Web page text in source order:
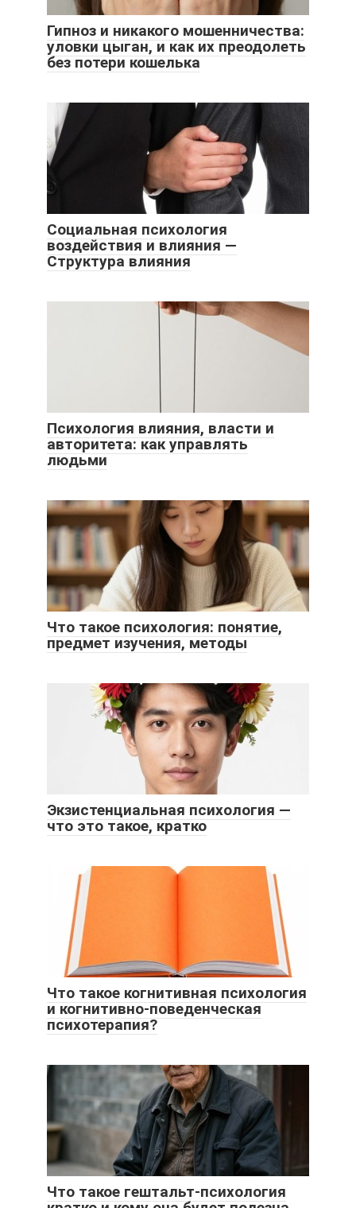
Гипноз и никакого мошенничества:
уловки цыган, и как их преодолеть
без потери кошелька
Социальная психология
воздействия и влияния —
Структура влияния
Психология влияния, власти и
авторитета: как управлять
людьми
Что такое психология: понятие,
предмет изучения, методы
Экзистенциальная психология —
что это такое, кратко
Что такое когнитивная психология
и когнитивно-поведенческая
психотерапия?
Что такое гештальт-психология